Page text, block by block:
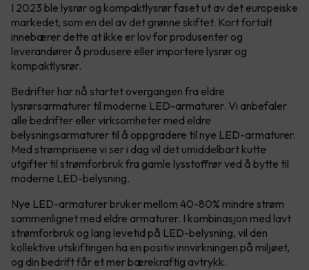
I 2023 ble lysrør og kompaktlysrør faset ut av det europeiske
markedet, som en del av det grønne skiftet. Kort fortalt
innebærer dette at ikke er lov for produsenter og
leverandører å produsere eller importere lysrør og
kompaktlysrør.
Bedrifter har nå startet overgangen fra eldre
lysrørsarmaturer til moderne LED-armaturer. Vi anbefaler
alle bedrifter eller virksomheter med eldre
belysningsarmaturer til å oppgradere til nye LED-armaturer.
Med strømprisene vi ser i dag vil det umiddelbart kutte
utgifter til strømforbruk fra gamle lysstoffrør ved å bytte til
moderne LED-belysning.
Nye LED-armaturer bruker mellom 40-80% mindre strøm
sammenlignet med eldre armaturer. I kombinasjon med lavt
strømforbruk og lang levetid på LED-belysning, vil den
kollektive utskiftingen ha en positiv innvirkningen på miljøet,
og din bedrift får et mer bærekraftig avtrykk.